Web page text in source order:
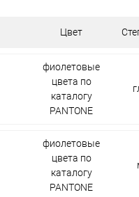
Цвет
фиолетовые
цвета по
каталогу
PANTONE
фиолетовые
цвета по
каталогу
PANTONE